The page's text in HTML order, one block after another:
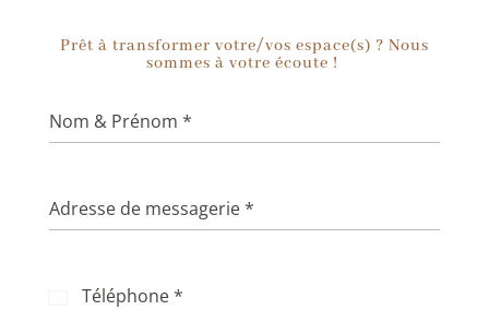
Prêt à transformer votre/vos espace(s) ? Nous
sommes à votre écoute !
Nom & Prénom *
Adresse de messagerie*
Téléphone*